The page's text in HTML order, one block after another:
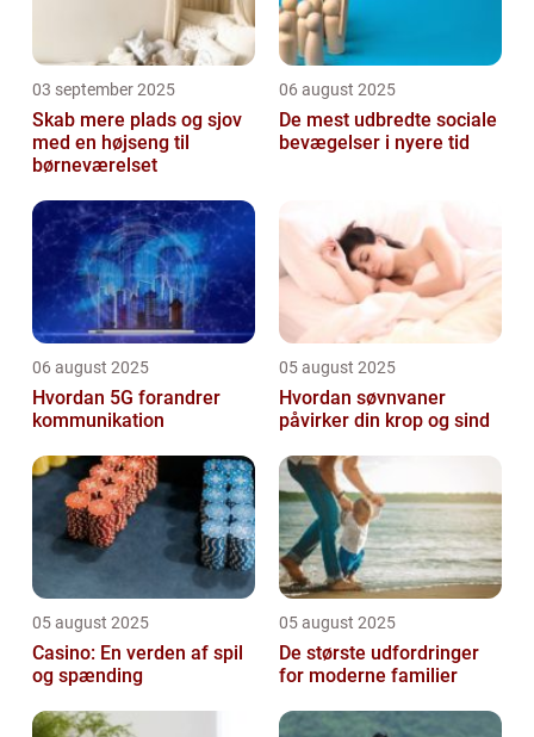
03 september 2025
Skab mere plads og sjov
med en højseng til
børneværelset
06 august 2025
De mest udbredte sociale
bevægelser i nyere tid
06 august 2025
Hvordan 5G forandrer
kommunikation
05 august 2025
Hvordan søvnvaner
påvirker din krop og sind
05 august 2025
Casino: En verden af spil
og spænding
05 august 2025
De største udfordringer
for moderne familier